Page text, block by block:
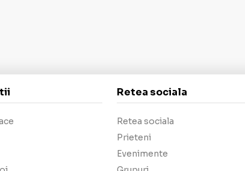
Retea sociala
Retea sociala
Prieteni
Evenimente